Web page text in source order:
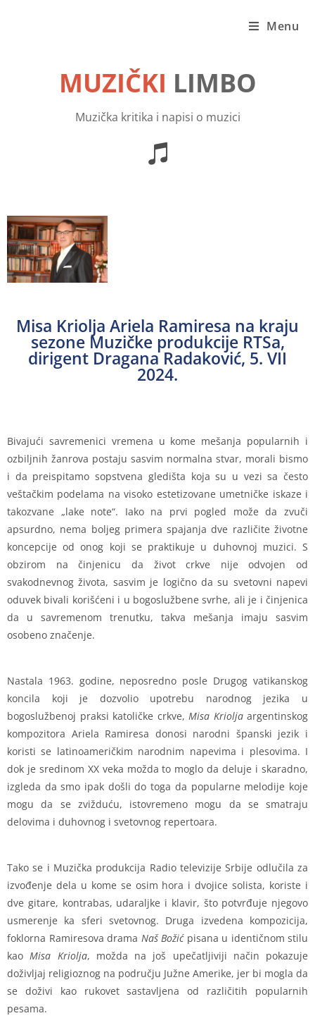
Menu
MUZIČKI LIMBO
Muzička kritika i napisi o muzici
Misa Kriolja Ariela Ramiresa na kraju
sezone Muzičke produkcije RTSa,
dirigent Dragana Radaković, 5. VII
2024.
Bivajući savremenici vremena u kome mešanja popularnih i
ozbiljnih žanrova postaju sasvim normalna stvar, morali bismo
i da preispitamo sopstvena gledišta koja su u vezi sa često
veštačkim podelama na visoko estetizovane umetničke iskaze i
takozvane „lake note“. Iako na prvi pogled može da zvuči
apsurdno, nema boljeg primera spajanja dve različite životne
koncepcije od onog koji se praktikuje u duhovnoj muzici. S
obzirom na činjenicu da život crkve nije odvojen od
svakodnevnog života, sasvim je logično da su svetovni napevi
oduvek bivali korišćeni i u bogoslužbene svrhe, ali je i činjenica
da u savremenom trenutku, takva mešanja imaju sasvim
osobeno značenje.
Nastala 1963. godine, neposredno posle Drugog vatikanskog
koncila koji je dozvolio upotrebu narodnog jezika u
bogoslužbenoj praksi katoličke crkve, Misa Krioljaargentinskog
kompozitora Ariela Ramiresa donosi narodni španski jezik i
koristi se latinoameričkim narodnim napevima i plesovima. I
dok je sredinom XX veka možda to moglo da deluje i skaradno,
izgleda da smo ipak došli do toga da popularne melodije koje
mogu da se zvižduću, istovremeno mogu da se smatraju
delovima i duhovnog i svetovnog repertoara.
Tako se i Muzička produkcija Radio televizije Srbije odlučila za
izvođenje dela u kome se osim hora i dvojice solista, koriste i
dve gitare, kontrabas, udaraljke i klavir, što potvrđuje njegovo
usmerenje ka sferi svetovnog. Druga izvedena kompozicija,
foklorna Ramiresova drama Naš Božićpisana u identičnom stilu
kaoMisa Kriolja, možda na još upečatljiviji način pokazuje
doživljaj religioznog na području Južne Amerike, jer bi mogla da
se doživi kao rukovet sastavljena od različitih popularnih
pesama.